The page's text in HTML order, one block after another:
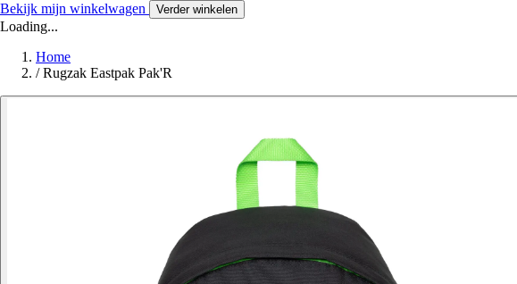
Bekijk mijn winkelwagen Verder winkelen
Loading...
Home
/ Rugzak Eastpak Pak'R